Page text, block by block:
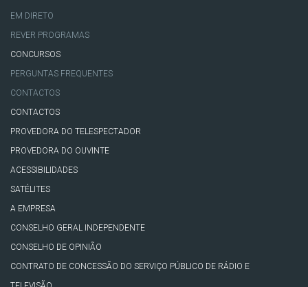
EM DIRETO
REVER PROGRAMAS
CONCURSOS
PERGUNTAS FREQUENTES
CONTACTOS
CONTACTOS
PROVEDORA DO TELESPECTADOR
PROVEDORA DO OUVINTE
ACESSIBILIDADES
SATÉLITES
A EMPRESA
CONSELHO GERAL INDEPENDENTE
CONSELHO DE OPINIÃO
CONTRATO DE CONCESSÃO DO SERVIÇO PÚBLICO DE RÁDIO E